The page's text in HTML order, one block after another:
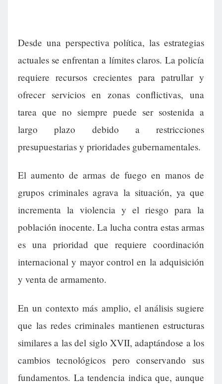
Desde una perspectiva política, las estrategias
actuales se enfrentan a límites claros. La policía
requiere recursos crecientes para patrullar y
ofrecer servicios en zonas conflictivas, una
tarea que no siempre puede ser sostenida a
largo plazo debido a restricciones
presupuestarias y prioridades gubernamentales.
El aumento de armas de fuego en manos de
grupos criminales agrava la situación, ya que
incrementa la violencia y el riesgo para la
población inocente. La lucha contra estas armas
es una prioridad que requiere coordinación
internacional y mayor control en la adquisición
y venta de armamento.
En un contexto más amplio, el análisis sugiere
que las redes criminales mantienen estructuras
similares a las del siglo XVII, adaptándose a los
cambios tecnológicos pero conservando sus
fundamentos. La tendencia indica que, aunque